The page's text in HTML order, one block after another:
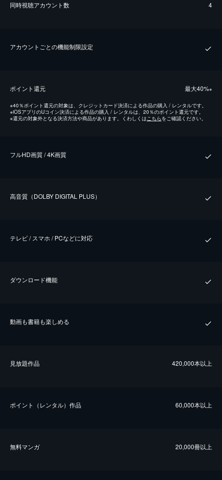
同時視聴アカウント数 4
アカウントごとの機能制限設定
ポイント還元 最⼤40%※
※40％ポイント還元の対象は、クレジットカード決済による作品の購入 / レンタルです。
※iOSアプリのUコイン決済による作品の購入 / レンタルは、20％のポイント還元です。
※還元の対象外となる決済方法や商品があります。くわしくはこちらをご確認ください。
フルHD画質 / 4K画質
⾼⾳質（DOLBY DIGITAL PLUS）
テレビ / スマホ / PCなどに対応
ダウンロード機能
動画も書籍も楽しめる
⾒放題作品 420,000本以上
ポイント（レンタル）作品 60,000本以上
無料マンガ 20,000冊以上